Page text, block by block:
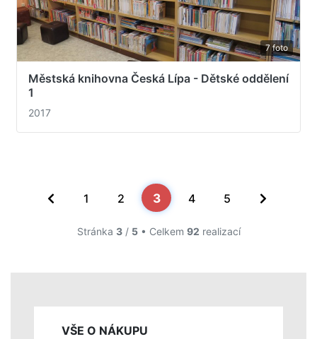
7 foto
Městská knihovna Česká Lípa - Dětské oddělení
1
2017
1 2 3 4 5
Stránka 3/ 5• Celkem 92 realizací
VŠE O NÁKUPU